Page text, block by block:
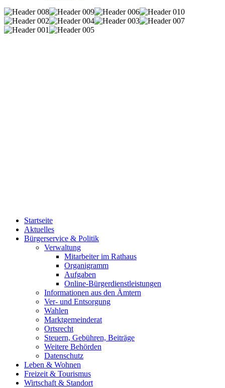
Startseite
Aktuelles
Bürgerservice & Politik
Verwaltung
Mitarbeiter im Rathaus
Organigramm
Aufgaben
Online-Bürgerdienstleistungen
Informationen aus den Ämtern
Ver- und Entsorgung
Wahlen
Marktgemeinderat
Ortsrecht
Steuern, Gebühren, Beiträge
Weitere Behörden
Datenschutz
Leben & Wohnen
Freizeit & Tourismus
Wirtschaft & Standort